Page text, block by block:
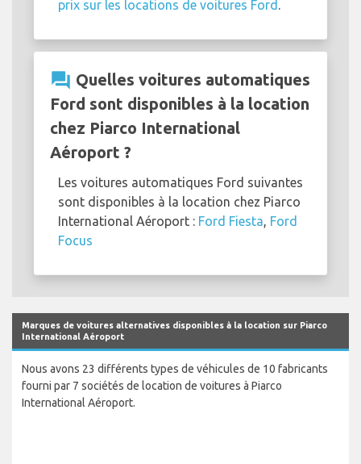
prix sur les locations de voitures Ford
question_answer Quelles voitures automatiques
Ford sont disponibles à la location
chez Piarco International
Aéroport ?
Les voitures automatiques Ford suivantes
sont disponibles à la location chez Piarco
International Aéroport : Ford Fiesta Ford
Focus
Marques de voitures alternatives disponibles à la location sur Piarco
International Aéroport
Nous avons 23 différents types de véhicules de 10 fabricants
fourni par 7 sociétés de location de voitures à Piarco
International Aéroport.